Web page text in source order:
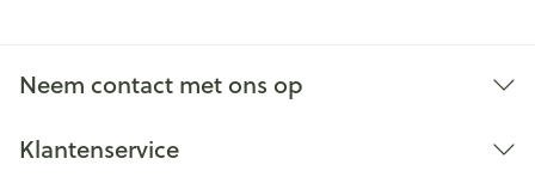
Neem contact met ons op
Klantenservice